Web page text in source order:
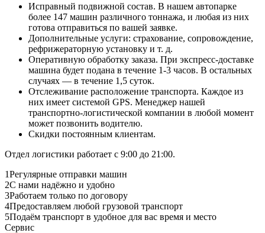
Исправный подвижной состав. В нашем автопарке
более 147 машин различного тоннажа, и любая из них
готова отправиться по вашей заявке.
Дополнительные услуги: страхование, сопровождение,
рефрижераторную установку и т. д.
Оперативную обработку заказа. При экспресс-доставке
машина будет подана в течение 1-3 часов. В остальных
случаях — в течение 1,5 суток.
Отслеживание расположение транспорта. Каждое из
них имеет системой GPS. Менеджер нашей
транспортно-логистической компании в любой момент
может позвонить водителю.
Скидки постоянным клиентам.
Отдел логистики работает с 9:00 до 21:00.
1Регулярные отправки машин
2С нами надёжно и удобно
3Работаем только по договору
4Предоставляем любой грузовой транспорт
5Подаём транспорт в удобное для вас время и место
Сервис